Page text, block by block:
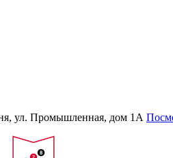
ул. Промышленная, дом 1А